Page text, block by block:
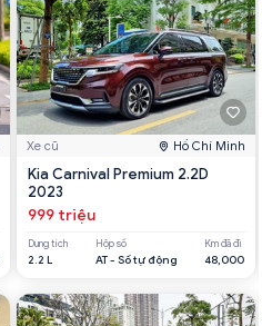
Xe cũ Hồ Chí Minh
Kia Carnival Premium 2.2D
2023
999 triệu
Dung tích
2.2 L
Hộp số
AT - Số tự động
Km đã đi
48,000